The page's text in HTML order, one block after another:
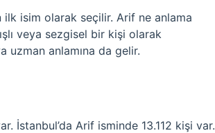
isim olarak seçilir. Arif ne anlama
veya sezgisel bir kişi olarak
uzman anlamına da gelir.
İstanbul’da Arif isminde 13.112 kişi var.